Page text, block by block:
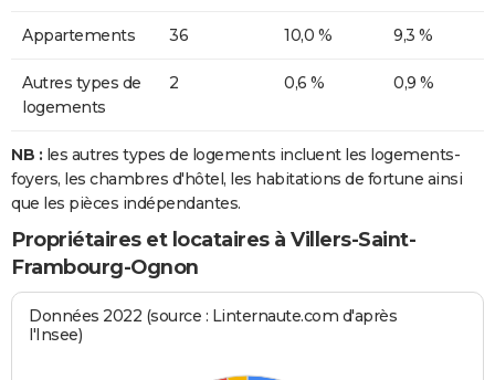
Appartements 36 10,0 % 9,3 %
Autres types de
logements
2 0,6 % 0,9 %
NB : les autres types de logements incluent les logements-
foyers, les chambres d'hôtel, les habitations de fortune ainsi
que les pièces indépendantes.
Propriétaires et locataires à Villers-Saint-
Frambourg-Ognon
Données 2022 (source : Linternaute.com d'après
l'Insee)